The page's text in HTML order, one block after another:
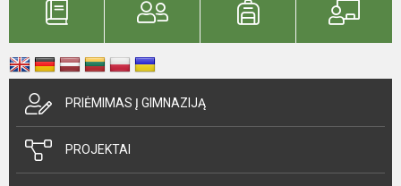
PRIĖMIMAS Į GIMNAZIJĄ
PROJEKTAI